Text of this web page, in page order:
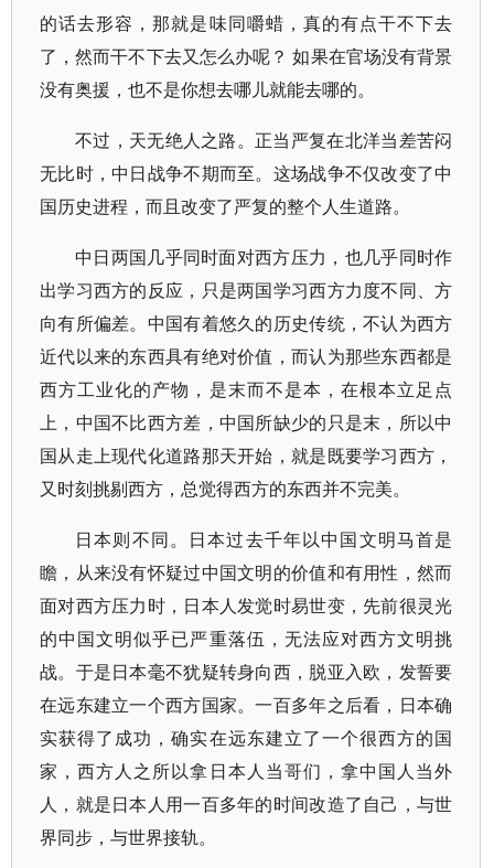
的话去形容，那就是味同嚼蜡，真的有点干不下去
了，然而干不下去又怎么办呢？ 如果在官场没有背景
没有奥援，也不是你想去哪儿就能去哪的。
不过，天无绝人之路。正当严复在北洋当差苦闷
无比时，中日战争不期而至。这场战争不仅改变了中
国历史进程，而且改变了严复的整个人生道路。
中日两国几乎同时面对西方压力，也几乎同时作
出学习西方的反应，只是两国学习西方力度不同、方
向有所偏差。中国有着悠久的历史传统，不认为西方
近代以来的东西具有绝对价值，而认为那些东西都是
西方工业化的产物，是末而不是本，在根本立足点
上，中国不比西方差，中国所缺少的只是末，所以中
国从走上现代化道路那天开始，就是既要学习西方，
又时刻挑剔西方，总觉得西方的东西并不完美。
日本则不同。日本过去千年以中国文明马首是
瞻，从来没有怀疑过中国文明的价值和有用性，然而
面对西方压力时，日本人发觉时易世变，先前很灵光
的中国文明似乎已严重落伍，无法应对西方文明挑
战。于是日本毫不犹疑转身向西，脱亚入欧，发誓要
在远东建立一个西方国家。一百多年之后看，日本确
实获得了成功，确实在远东建立了一个很西方的国
家，西方人之所以拿日本人当哥们，拿中国人当外
人，就是日本人用一百多年的时间改造了自己，与世
界同步，与世界接轨。